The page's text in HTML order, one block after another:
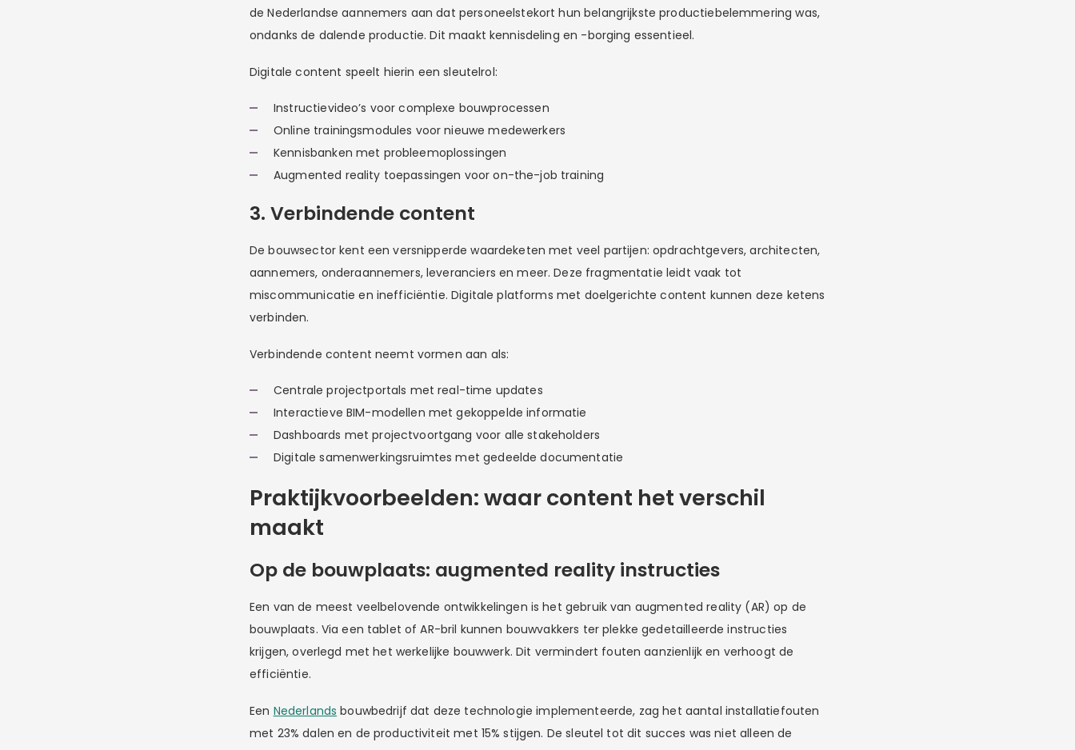
de Nederlandse aannemers aan dat personeelstekort hun belangrijkste productiebelemmering was,
ondanks de dalende productie. Dit maakt kennisdeling en -borging essentieel.
Digitale content speelt hierin een sleutelrol:
Instructievideo’s voor complexe bouwprocessen
Online trainingsmodules voor nieuwe medewerkers
Kennisbanken met probleemoplossingen
Augmented reality toepassingen voor on-the-job training
3. Verbindende content
De bouwsector kent een versnipperde waardeketen met veel partijen: opdrachtgevers, architecten,
aannemers, onderaannemers, leveranciers en meer. Deze fragmentatie leidt vaak tot
miscommunicatie en inefficiëntie. Digitale platforms met doelgerichte content kunnen deze ketens
verbinden.
Verbindende content neemt vormen aan als:
Centrale projectportals met real-time updates
Interactieve BIM-modellen met gekoppelde informatie
Dashboards met projectvoortgang voor alle stakeholders
Digitale samenwerkingsruimtes met gedeelde documentatie
Praktijkvoorbeelden: waar content het verschil
maakt
Op de bouwplaats: augmented reality instructies
Een van de meest veelbelovende ontwikkelingen is het gebruik van augmented reality (AR) op de
bouwplaats. Via een tablet of AR-bril kunnen bouwvakkers ter plekke gedetailleerde instructies
krijgen, overlegd met het werkelijke bouwwerk. Dit vermindert fouten aanzienlijk en verhoogt de
efficiëntie.
Een Nederlands bouwbedrijf dat deze technologie implementeerde, zag het aantal installatiefouten
met 23% dalen en de productiviteit met 15% stijgen. De sleutel tot dit succes was niet alleen de